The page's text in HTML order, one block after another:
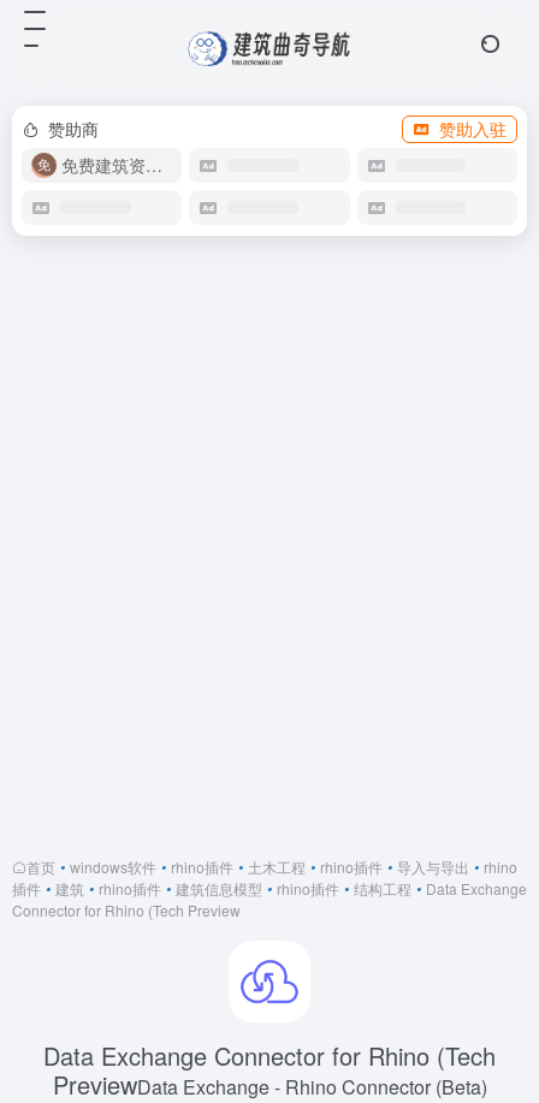
赞助商
赞助入驻
免费建筑资源库
首页 • windows软件 • rhino插件 • 土木工程 • rhino插件 • 导入与导出 • rhino
插件 • 建筑 • rhino插件 • 建筑信息模型 • rhino插件 • 结构工程 • Data Exchange
Connector for Rhino (Tech Preview
Data Exchange Connector for Rhino (Tech
PreviewData Exchange - Rhino Connector (Beta)